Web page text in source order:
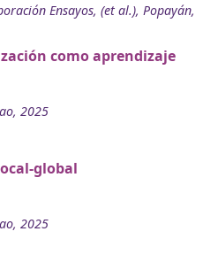
Ensayos, (et al.), Popayán,
como aprendizaje
2025
global
2025